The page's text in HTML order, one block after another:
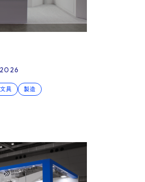
具 製造